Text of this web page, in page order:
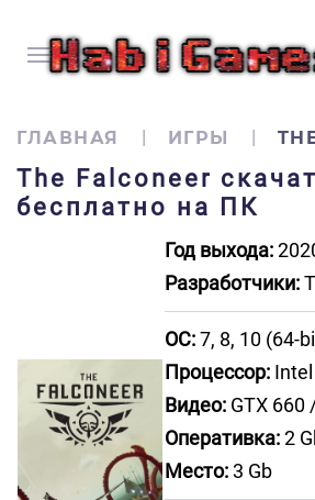
ГЛАВНАЯ ИГРЫ
The Falconeer
бесплатно на ПК
Год выхода:
Разработчики:
ОС:7, 8, 10 (64-
Процессор:
Видео: GTX 660
Оперативка:2
Место: 3 Gb